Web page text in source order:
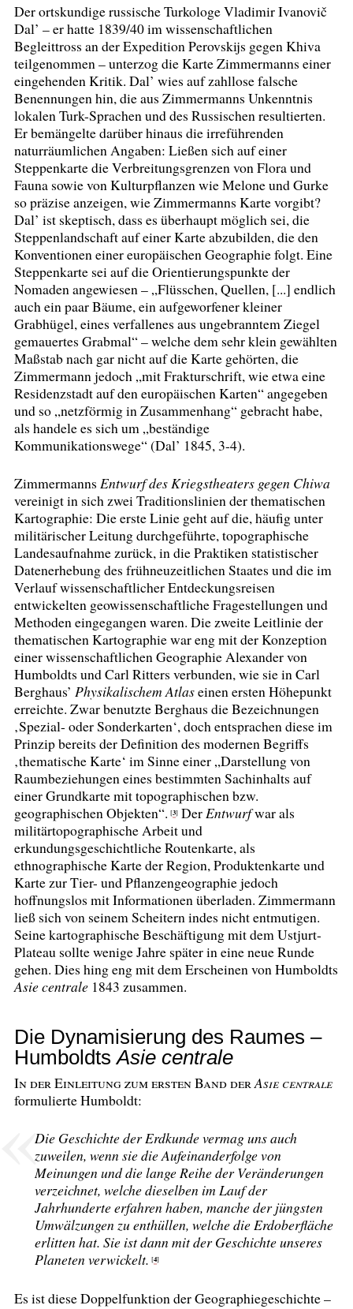
Der ortskundige russische Turkologe Vladimir Ivanovič
Dal’ – er hatte 1839/40 im wissenschaftlichen
Begleittross an der Expedition Perovskijs gegen Khiva
teilgenommen – unterzog die Karte Zimmermanns einer
eingehenden Kritik. Dal’ wies auf zahllose falsche
Benennungen hin, die aus Zimmermanns Unkenntnis
lokalen Turk-Sprachen und des Russischen resultierten.
Er bemängelte darüber hinaus die irreführenden
naturräumlichen Angaben: Ließen sich auf einer
Steppenkarte die Verbreitungsgrenzen von Flora und
Fauna sowie von Kulturpflanzen wie Melone und Gurke
so präzise anzeigen, wie Zimmermanns Karte vorgibt?
Dal’ ist skeptisch, dass es überhaupt möglich sei, die
Steppenlandschaft auf einer Karte abzubilden, die den
Konventionen einer europäischen Geographie folgt. Eine
Steppenkarte sei auf die Orientierungspunkte der
Nomaden angewiesen – „Flüsschen, Quellen, [...] endlich
auch ein paar Bäume, ein aufgeworfener kleiner
Grabhügel, eines verfallenes aus ungebranntem Ziegel
gemauertes Grabmal“ – welche dem sehr klein gewählten
Maßstab nach gar nicht auf die Karte gehörten, die
Zimmermann jedoch „mit Frakturschrift, wie etwa eine
Residenzstadt auf den europäischen Karten“ angegeben
und so „netzförmig in Zusammenhang“ gebracht habe,
als handele es sich um „beständige
Kommunikationswege“ (Dal’ 1845, 3-4).
Zimmermanns Entwurf des Kriegstheaters gegen Chiwa
vereinigt in sich zwei Traditionslinien der thematischen
Kartographie: Die erste Linie geht auf die, häufig unter
militärischer Leitung durchgeführte, topographische
Landesaufnahme zurück, in die Praktiken statistischer
Datenerhebung des frühneuzeitlichen Staates und die im
Verlauf wissenschaftlicher Entdeckungsreisen
entwickelten geowissenschaftliche Fragestellungen und
Methoden eingegangen waren. Die zweite Leitlinie der
thematischen Kartographie war eng mit der Konzeption
einer wissenschaftlichen Geographie Alexander von
Humboldts und Carl Ritters verbunden, wie sie in Carl
Berghaus’ Physikalischem Atlaseinen ersten Höhepunkt
erreichte. Zwar benutzte Berghaus die Bezeichnungen
‚Spezial- oder Sonderkarten‘, doch entsprachen diese im
Prinzip bereits der Definition des modernen Begriffs
‚thematische Karte‘ im Sinne einer „Darstellung von
Raumbeziehungen eines bestimmten Sachinhalts auf
einer Grundkarte mit topographischen bzw.
geographischen Objekten“. [3]DerEntwurfwar als
militärtopographische Arbeit und
erkundungsgeschichtliche Routenkarte, als
ethnographische Karte der Region, Produktenkarte und
Karte zur Tier- und Pflanzengeographie jedoch
hoffnungslos mit Informationen überladen. Zimmermann
ließ sich von seinem Scheitern indes nicht entmutigen.
Seine kartographische Beschäftigung mit dem Ustjurt-
Plateau sollte wenige Jahre später in eine neue Runde
gehen. Dies hing eng mit dem Erscheinen von Humboldts
Asie centrale1843 zusammen.
Die Dynamisierung des Raumes –
HumboldtsAsie centrale
In der Einleitung zum ersten Band derAsie centrale
formulierte Humboldt:
Die Geschichte der Erdkunde vermag uns auch
zuweilen, wenn sie die Aufeinanderfolge von
Meinungen und die lange Reihe der Veränderungen
verzeichnet, welche dieselben im Lauf der
Jahrhunderte erfahren haben, manche der jüngsten
Umwälzungen zu enthüllen, welche die Erdoberfläche
erlitten hat. Sie ist dann mit der Geschichte unseres
Planeten verwickelt. [4]
Es ist diese Doppelfunktion der Geographiegeschichte –